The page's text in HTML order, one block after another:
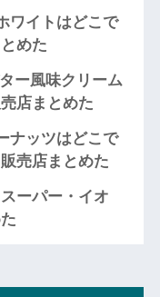
ワイトはどこで
めた
ー風味クリーム
店まとめた
ナッツはどこで
売店まとめた
ーパー・イオ